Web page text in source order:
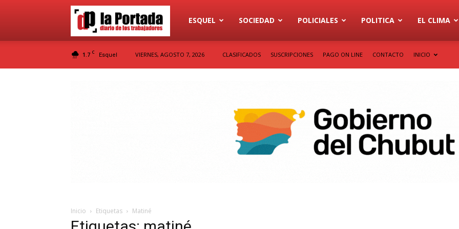
Diario
ESQUEL SOCIEDAD POLICIALES POLITICA EL CLIMA
1.7 C Esquel VIERNES, AGOSTO 7, 2026 CLASIFICADOS SUSCRIPCIONES PAGO ON LINE CONTACTO INICIO
Inicio Etiquetas Matiné